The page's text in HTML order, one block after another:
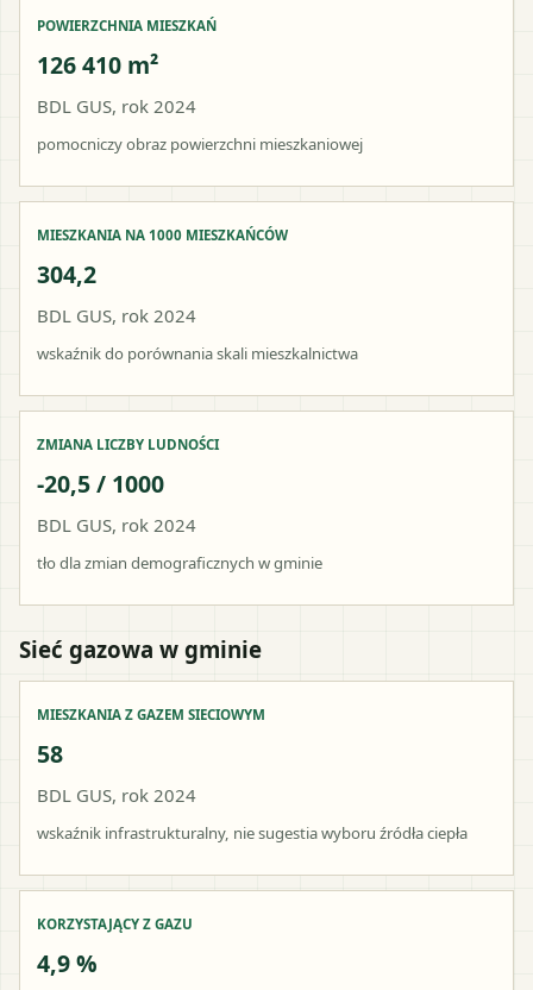
POWIERZCHNIA MIESZKAŃ
126 410 m²
BDL GUS, rok 2024
pomocniczy obraz powierzchni mieszkaniowej
MIESZKANIA NA 1000 MIESZKAŃCÓW
304,2
BDL GUS, rok 2024
wskaźnik do porównania skali mieszkalnictwa
ZMIANA LICZBY LUDNOŚCI
-20,5 / 1000
BDL GUS, rok 2024
tło dla zmian demograficznych w gminie
Sieć gazowa w gminie
MIESZKANIA Z GAZEM SIECIOWYM
58
BDL GUS, rok 2024
wskaźnik infrastrukturalny, nie sugestia wyboru źródła ciepła
KORZYSTAJĄCY Z GAZU
4,9 %